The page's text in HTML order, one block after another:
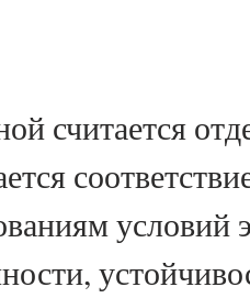
считается
условий